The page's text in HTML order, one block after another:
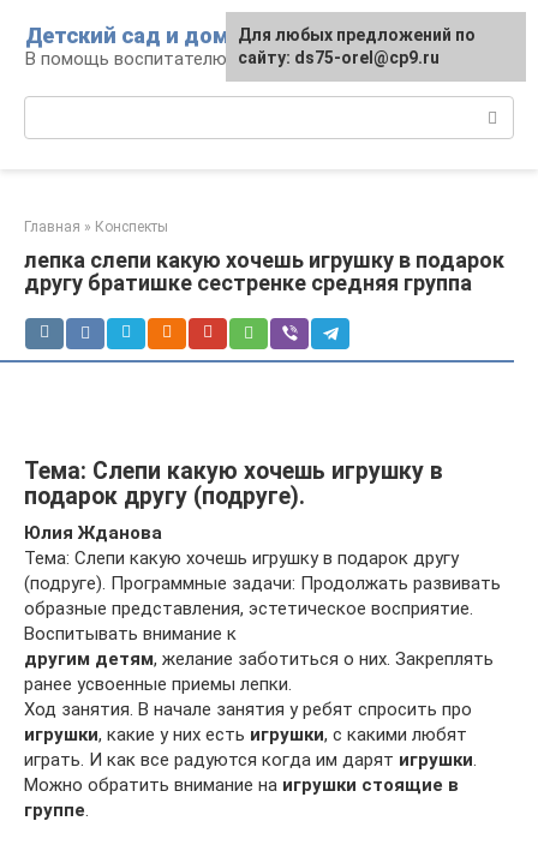
контенту
Детский сад и дом
В помощь воспитателю и родителям
Главная » Конспекты
лепка слепи какую хочешь игрушку в подарок
другу братишке сестренке средняя группа
Тема: Слепи какую хочешь игрушку в
подарок другу (подруге).
Юлия Жданова
Тема: Слепи какую хочешь игрушку в подарок другу
(подруге). Программные задачи: Продолжать развивать
образные представления, эстетическое восприятие.
Воспитывать внимание к
другим детям, желание заботиться о них. Закреплять
ранее усвоенные приемы лепки.
Ход занятия. В начале занятия у ребят спросить про
игрушки, какие у них есть игрушки, с какими любят
играть. И как все радуются когда им дарят игрушки.
Можно обратить внимание на игрушки стоящие в
группе.
Для любых предложений по
сайту: ds75-orel@cp9.ru